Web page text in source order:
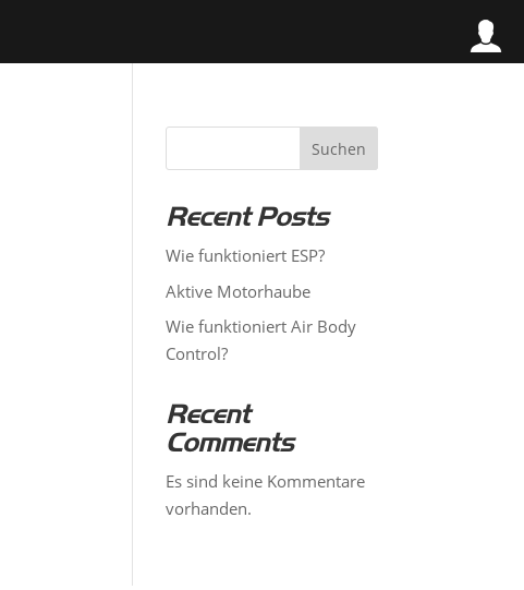
Suchen
Recent Posts
Wie funktioniert ESP?
Aktive Motorhaube
Wie funktioniert Air Body
Control?
Recent
Comments
Es sind keine Kommentare
vorhanden.